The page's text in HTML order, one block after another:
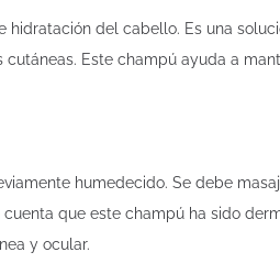
del cabello. Es una
Este champú ayuda a
humedecido. Se debe
que este champú ha sido
y ocular.